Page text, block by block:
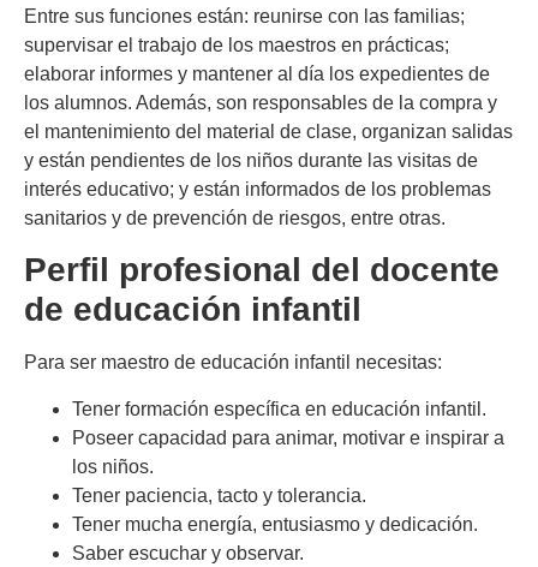
Entre sus funciones están: reunirse con las familias;
supervisar el trabajo de los maestros en prácticas;
elaborar informes y mantener al día los expedientes de
los alumnos. Además, son responsables de la compra y
el mantenimiento del material de clase, organizan salidas
y están pendientes de los niños durante las visitas de
interés educativo; y están informados de los problemas
sanitarios y de prevención de riesgos, entre otras.
Perfil profesional del docente
de educación infantil
Para ser maestro de educación infantil necesitas:
Tener formación específica en educación infantil.
Poseer capacidad para animar, motivar e inspirar a
los niños.
Tener paciencia, tacto y tolerancia.
Tener mucha energía, entusiasmo y dedicación.
Saber escuchar y observar.